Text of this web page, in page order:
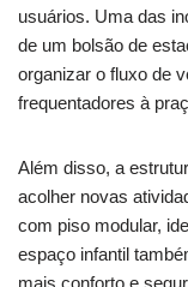
usuários. Uma das
de um bolsão de
organizar o fluxo de
frequentadores à
Além disso, a
acolher novas
com piso modular,
espaço infantil